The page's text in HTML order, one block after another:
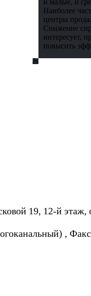
и малые, и
Наиболее
центры
Снижение
интересует,
повысить
19, 12-й этаж,
,